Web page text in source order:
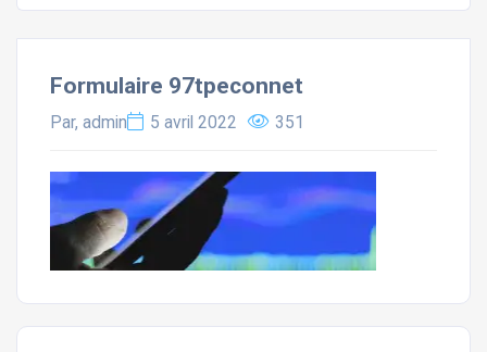
Formulaire 97tpeconnet
Par, admin 5 avril 2022 351